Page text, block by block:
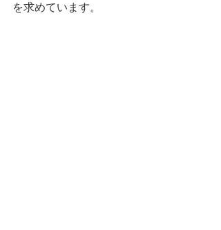
を求めています。